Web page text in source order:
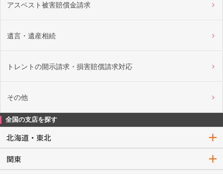
アスベスト被害賠償金請求
遺言・遺産相続
トレントの開示請求・損害賠償請求対応
その他
全国の支店を探す
北海道・東北
関東